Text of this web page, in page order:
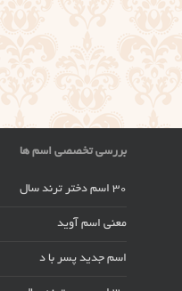
بررسی تخصصی اسم ها
30 اسم دختر ترند سال
معنی اسم آوید
اسم جدید پسر با د